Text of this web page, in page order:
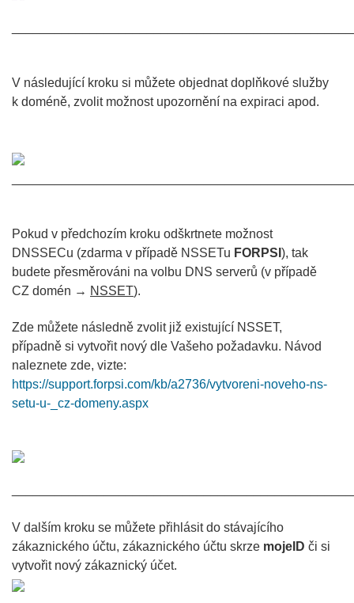
V následující kroku si můžete objednat doplňkové služby
k doméně, zvolit možnost upozornění na expiraci apod.
Pokud v předchozím kroku odškrtnete možnost
DNSSECu (zdarma v případě NSSETu FORPSI ), tak
budete přesměrováni na volbu DNS serverů (v případě
CZ domén → NSSET).
Zde můžete následně zvolit již existující NSSET,
případně si vytvořit nový dle Vašeho požadavku. Návod
naleznete zde, vizte:
https://support.forpsi.com/kb/a2736/vytvoreni-noveho-ns-
setu-u-_cz-domeny.aspx
V dalším kroku se můžete přihlásit do stávajícího
zákaznického účtu, zákaznického účtu skrze mojeID či si
vytvořit nový zákaznický účet.